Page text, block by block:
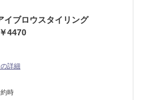
イブロウスタイリング
4470
詳細
時